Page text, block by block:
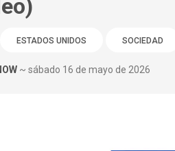
ESTADOS UNIDOS SOCIEDAD
~ sábado 16 de mayo de 2026